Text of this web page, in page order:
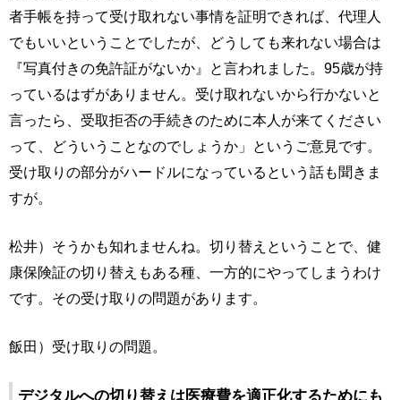
者手帳を持って受け取れない事情を証明できれば、代理人
でもいいということでしたが、どうしても来れない場合は
『写真付きの免許証がないか』と言われました。95歳が持
っているはずがありません。受け取れないから行かないと
言ったら、受取拒否の手続きのために本人が来てください
って、どういうことなのでしょうか」というご意見です。
受け取りの部分がハードルになっているという話も聞きま
すが。
松井）そうかも知れませんね。切り替えということで、健
康保険証の切り替えもある種、一方的にやってしまうわけ
です。その受け取りの問題があります。
飯田）受け取りの問題。
デジタルへの切り替えは医療費を適正化するためにも